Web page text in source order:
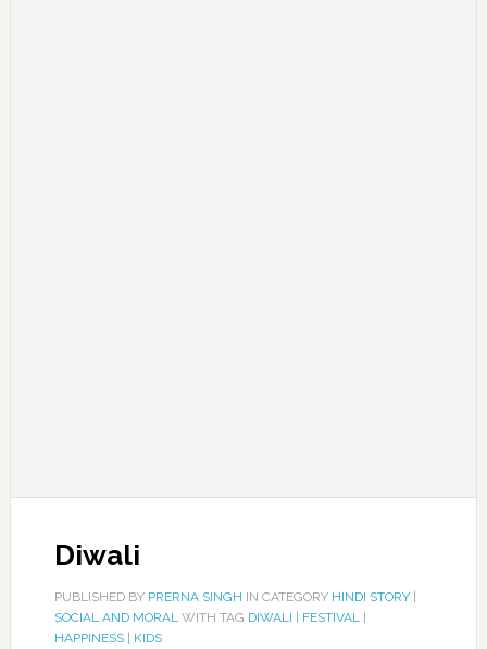
Diwali
PUBLISHED BY PRERNA SINGH IN CATEGORY HINDI STORY|
SOCIAL AND MORALWITH TAG DIWALI FESTIVAL|
HAPPINESS| KIDS